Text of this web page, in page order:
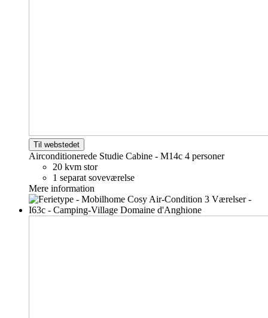
Til webstedet
Airconditionerede Studie Cabine - M14c 4 personer
20 kvm stor
1 separat soveværelse
Mere information